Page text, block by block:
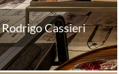
Cassieri